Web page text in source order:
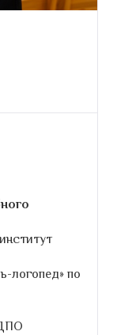
логопед» по